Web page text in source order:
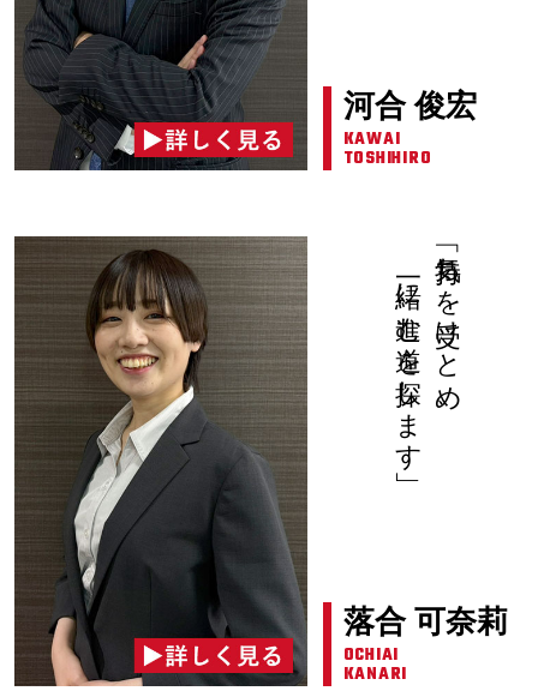
河合 俊宏
KAWAI
TOSHIHIRO
「気持ちを受けとめ、
一緒に進む道を探します」
落合 可奈莉
OCHIAI
KANARI